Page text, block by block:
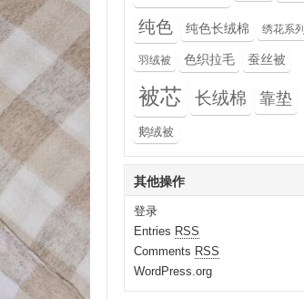
纯色 纯色长绒棉 绣花系列
羽绒被 色织拉毛 蚕丝被
被芯 长绒棉 靠垫
鹅绒被
其他操作
登录
Entries RSS
Comments RSS
WordPress.org